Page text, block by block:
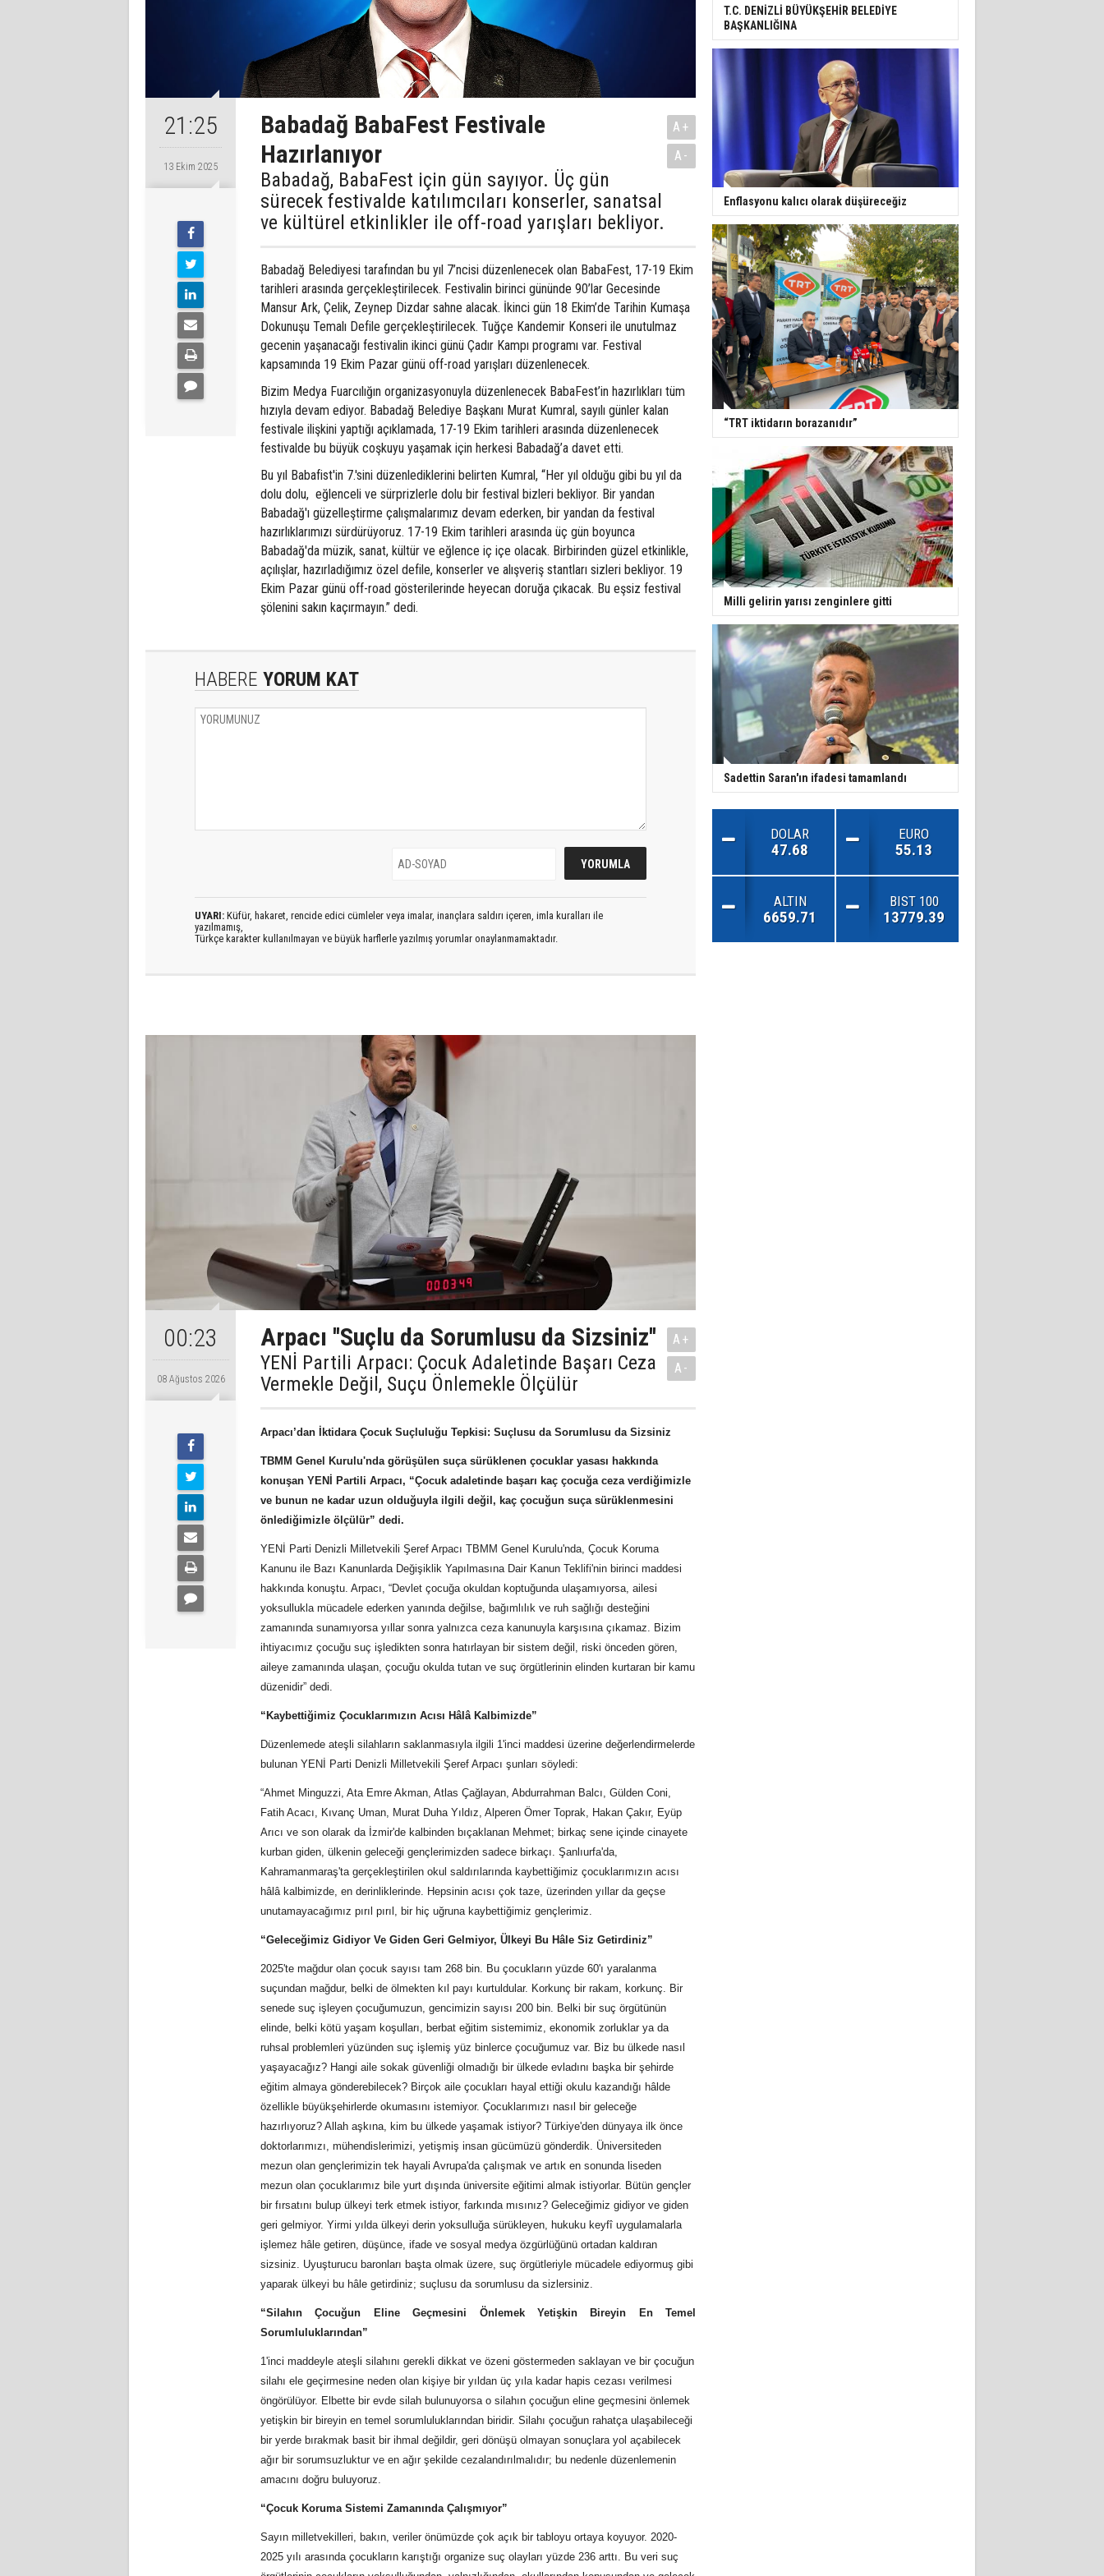
21:25
13 Ekim 2025
Babadağ BabaFest Festivale
Hazırlanıyor
Babadağ, BabaFest için gün sayıyor. Üç gün
sürecek festivalde katılımcıları konserler, sanatsal
ve kültürel etkinlikler ile off-road yarışları bekliyor.
A+
A-
Babadağ Belediyesi tarafından bu yıl 7’ncisi düzenlenecek olan BabaFest, 17-19 Ekim
tarihleri arasında gerçekleştirilecek. Festivalin birinci gününde 90’lar Gecesinde
Mansur Ark, Çelik, Zeynep Dizdar sahne alacak. İkinci gün 18 Ekim’de Tarihin Kumaşa
Dokunuşu Temalı Defile gerçekleştirilecek. Tuğçe Kandemir Konseri ile unutulmaz
gecenin yaşanacağı festivalin ikinci günü Çadır Kampı programı var. Festival
kapsamında 19 Ekim Pazar günü off-road yarışları düzenlenecek.
Bizim Medya Fuarcılığın organizasyonuyla düzenlenecek BabaFest’in hazırlıkları tüm
hızıyla devam ediyor. Babadağ Belediye Başkanı Murat Kumral, sayılı günler kalan
festivale ilişkini yaptığı açıklamada, 17-19 Ekim tarihleri arasında düzenlenecek
festivalde bu büyük coşkuyu yaşamak için herkesi Babadağ’a davet etti.
Bu yıl Babafist'in 7.'sini düzenlediklerini belirten Kumral, “Her yıl olduğu gibi bu yıl da
dolu dolu, eğlenceli ve sürprizlerle dolu bir festival bizleri bekliyor. Bir yandan
Babadağ'ı güzelleştirme çalışmalarımız devam ederken, bir yandan da festival
hazırlıklarımızı sürdürüyoruz. 17-19 Ekim tarihleri arasında üç gün boyunca
Babadağ'da müzik, sanat, kültür ve eğlence iç içe olacak. Birbirinden güzel etkinlikle,
açılışlar, hazırladığımız özel defile, konserler ve alışveriş stantları sizleri bekliyor. 19
Ekim Pazar günü off-road gösterilerinde heyecan doruğa çıkacak. Bu eşsiz festival
şölenini sakın kaçırmayın.” dedi.
HABERE YORUM KAT
UYARI: Küfür, hakaret, rencide edici cümleler veya imalar, inançlara saldırı içeren, imla kuralları ile
yazılmamış,
Türkçe karakter kullanılmayan ve büyük harflerle yazılmış yorumlar onaylanmamaktadır.
00:23
08 Ağustos 2026
Arpacı ''Suçlu da Sorumlusu da Sizsiniz''
YENİ Partili Arpacı: Çocuk Adaletinde Başarı Ceza
Vermekle Değil, Suçu Önlemekle Ölçülür
A+
A-
Arpacı’dan İktidara Çocuk Suçluluğu Tepkisi: Suçlusu da Sorumlusu da Sizsiniz
TBMM Genel Kurulu'nda görüşülen suça sürüklenen çocuklar yasası hakkında
konuşan YENİ Partili Arpacı, “Çocuk adaletinde başarı kaç çocuğa ceza verdiğimizle
ve bunun ne kadar uzun olduğuyla ilgili değil, kaç çocuğun suça sürüklenmesini
önlediğimizle ölçülür” dedi.
YENİ Parti Denizli Milletvekili Şeref Arpacı TBMM Genel Kurulu'nda, Çocuk Koruma
Kanunu ile Bazı Kanunlarda Değişiklik Yapılmasına Dair Kanun Teklifi'nin birinci maddesi
hakkında konuştu. Arpacı, “Devlet çocuğa okuldan koptuğunda ulaşamıyorsa, ailesi
yoksullukla mücadele ederken yanında değilse, bağımlılık ve ruh sağlığı desteğini
zamanında sunamıyorsa yıllar sonra yalnızca ceza kanunuyla karşısına çıkamaz. Bizim
ihtiyacımız çocuğu suç işledikten sonra hatırlayan bir sistem değil, riski önceden gören,
aileye zamanında ulaşan, çocuğu okulda tutan ve suç örgütlerinin elinden kurtaran bir kamu
düzenidir” dedi.
“Kaybettiğimiz Çocuklarımızın Acısı Hâlâ Kalbimizde”
Düzenlemede ateşli silahların saklanmasıyla ilgili 1'inci maddesi üzerine değerlendirmelerde
bulunan YENİ Parti Denizli Milletvekili Şeref Arpacı şunları söyledi:
“Ahmet Minguzzi, Ata Emre Akman, Atlas Çağlayan, Abdurrahman Balcı, Gülden Coni,
Fatih Acacı, Kıvanç Uman, Murat Duha Yıldız, Alperen Ömer Toprak, Hakan Çakır, Eyüp
Arıcı ve son olarak da İzmir'de kalbinden bıçaklanan Mehmet; birkaç sene içinde cinayete
kurban giden, ülkenin geleceği gençlerimizden sadece birkaçı. Şanlıurfa'da,
Kahramanmaraş'ta gerçekleştirilen okul saldırılarında kaybettiğimiz çocuklarımızın acısı
hâlâ kalbimizde, en derinliklerinde. Hepsinin acısı çok taze, üzerinden yıllar da geçse
unutamayacağımız pırıl pırıl, bir hiç uğruna kaybettiğimiz gençlerimiz.
“Geleceğimiz Gidiyor Ve Giden Geri Gelmiyor, Ülkeyi Bu Hâle Siz Getirdiniz”
2025'te mağdur olan çocuk sayısı tam 268 bin. Bu çocukların yüzde 60'ı yaralanma
suçundan mağdur, belki de ölmekten kıl payı kurtuldular. Korkunç bir rakam, korkunç. Bir
senede suç işleyen çocuğumuzun, gencimizin sayısı 200 bin. Belki bir suç örgütünün
elinde, belki kötü yaşam koşulları, berbat eğitim sistemimiz, ekonomik zorluklar ya da
ruhsal problemleri yüzünden suç işlemiş yüz binlerce çocuğumuz var. Biz bu ülkede nasıl
yaşayacağız? Hangi aile sokak güvenliği olmadığı bir ülkede evladını başka bir şehirde
eğitim almaya gönderebilecek? Birçok aile çocukları hayal ettiği okulu kazandığı hâlde
özellikle büyükşehirlerde okumasını istemiyor. Çocuklarımızı nasıl bir geleceğe
hazırlıyoruz? Allah aşkına, kim bu ülkede yaşamak istiyor? Türkiye'den dünyaya ilk önce
doktorlarımızı, mühendislerimizi, yetişmiş insan gücümüzü gönderdik. Üniversiteden
mezun olan gençlerimizin tek hayali Avrupa'da çalışmak ve artık en sonunda liseden
mezun olan çocuklarımız bile yurt dışında üniversite eğitimi almak istiyorlar. Bütün gençler
bir fırsatını bulup ülkeyi terk etmek istiyor, farkında mısınız? Geleceğimiz gidiyor ve giden
geri gelmiyor. Yirmi yılda ülkeyi derin yoksulluğa sürükleyen, hukuku keyfî uygulamalarla
işlemez hâle getiren, düşünce, ifade ve sosyal medya özgürlüğünü ortadan kaldıran
sizsiniz. Uyuşturucu baronları başta olmak üzere, suç örgütleriyle mücadele ediyormuş gibi
yaparak ülkeyi bu hâle getirdiniz; suçlusu da sorumlusu da sizlersiniz.
“Silahın Çocuğun Eline Geçmesini Önlemek Yetişkin Bireyin En Temel
Sorumluluklarından”
1'inci maddeyle ateşli silahını gerekli dikkat ve özeni göstermeden saklayan ve bir çocuğun
silahı ele geçirmesine neden olan kişiye bir yıldan üç yıla kadar hapis cezası verilmesi
öngörülüyor. Elbette bir evde silah bulunuyorsa o silahın çocuğun eline geçmesini önlemek
yetişkin bir bireyin en temel sorumluluklarından biridir. Silahı çocuğun rahatça ulaşabileceği
bir yerde bırakmak basit bir ihmal değildir, geri dönüşü olmayan sonuçlara yol açabilecek
ağır bir sorumsuzluktur ve en ağır şekilde cezalandırılmalıdır; bu nedenle düzenlemenin
amacını doğru buluyoruz.
“Çocuk Koruma Sistemi Zamanında Çalışmıyor”
Sayın milletvekilleri, bakın, veriler önümüzde çok açık bir tabloyu ortaya koyuyor. 2020-
2025 yılı arasında çocukların karıştığı organize suç olayları yüzde 236 arttı. Bu veri suç
T.C. DENİZLİ BÜYÜKŞEHİR BELEDİYE
BAŞKANLIĞINA
Enflasyonu kalıcı olarak düşüreceğiz
“TRT iktidarın borazanıdır”
Milli gelirin yarısı zenginlere gitti
Sadettin Saran'ın ifadesi tamamlandı
DOLAR
47.68
EURO
55.13
ALTIN
6659.71
BIST 100
13779.39